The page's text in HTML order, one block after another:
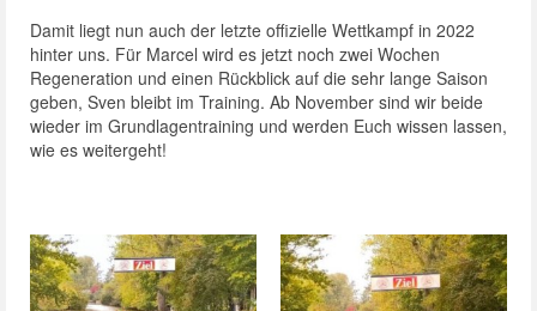
Damit liegt nun auch der letzte offizielle Wettkampf in 2022
hinter uns. Für Marcel wird es jetzt noch zwei Wochen
Regeneration und einen Rückblick auf die sehr lange Saison
geben, Sven bleibt im Training. Ab November sind wir beide
wieder im Grundlagentraining und werden Euch wissen lassen,
wie es weitergeht!